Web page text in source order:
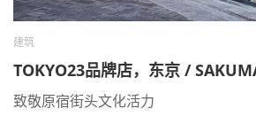
建筑
TOKYO23品牌店，东京 /
致敬原宿街头文化活力